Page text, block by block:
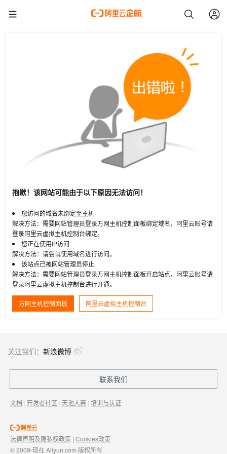
抱歉！该网站可能由于以下原因无法访问！
您访问的域名未绑定至主机
解决方法：需要网站管理员登录万网主机控制面板绑定域名，阿里云账号请
登录阿里云虚拟主机控制台绑定。
您正在使用IP访问
解决方法：请尝试使用域名进行访问。
该站点已被网站管理员停止
解决方法：需要网站管理员登录万网主机控制面板开启站点，阿里云账号请
登录阿里云虚拟主机控制台进行开通。
万网主机控制面板 阿里云虚拟主机控制台